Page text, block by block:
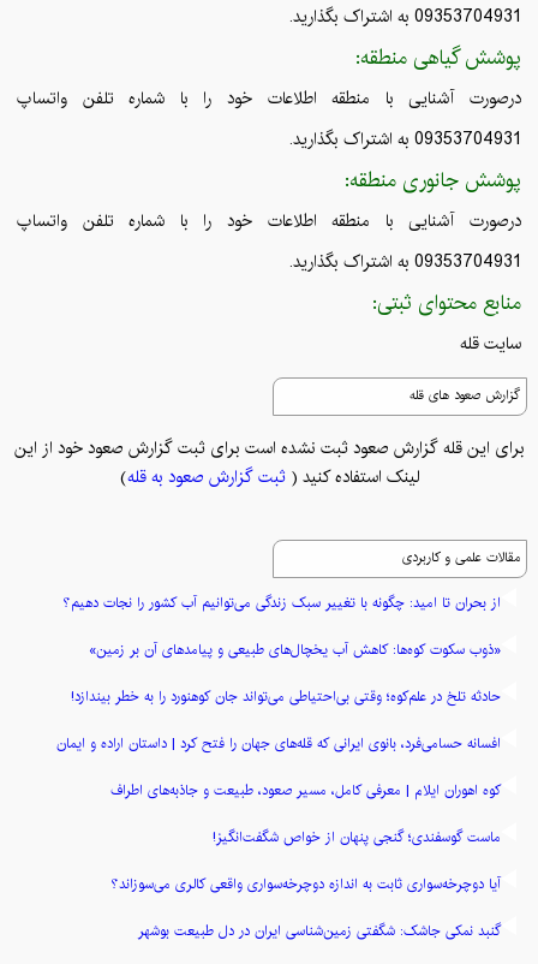
09353704931 به اشتراک بگذارید.
پوشش گیاهی منطقه:
درصورت آشنایی با منطقه اطلاعات خود را با شماره تلفن واتساپ
09353704931 به اشتراک بگذارید.
پوشش جانوری منطقه:
درصورت آشنایی با منطقه اطلاعات خود را با شماره تلفن واتساپ
09353704931 به اشتراک بگذارید.
منابع محتوای ثبتی:
سایت قله
گزارش صعود های قله
برای این قله گزارش صعود ثبت نشده است برای ثبت گزارش صعود خود از این
لینک استفاده کنید (
ثبت گزارش صعود به قله)
مقالات علمی و کاربردی
از بحران تا امید: چگونه با تغییر سبک زندگی می‌توانیم آب کشور را نجات دهیم؟
«ذوب سکوت کوه‌ها: کاهش آب یخچال‌های طبیعی و پیامدهای آن بر زمین»
حادثه تلخ در علم‌کوه؛ وقتی بی‌احتیاطی می‌تواند جان کوهنورد را به خطر بیندازد!
افسانه حسامی‌فرد، بانوی ایرانی که قله‌های جهان را فتح کرد | داستان اراده و ایمان
کوه اهوران ایلام | معرفی کامل، مسیر صعود، طبیعت و جاذبه‌های اطراف
ماست گوسفندی؛ گنجی پنهان از خواص شگفت‌انگیز!
آیا دوچرخه‌سواری ثابت به اندازه دوچرخه‌سواری واقعی کالری می‌سوزاند؟
گنبد نمکی جاشک: شگفتی زمین‌شناسی ایران در دل طبیعت بوشهر